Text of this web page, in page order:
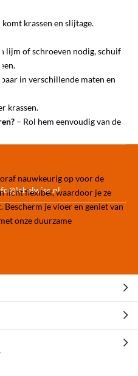
krassen en slijtage.
lijm of schroeven nodig, schuif
in verschillende maten en
krassen.
– Rol hem eenvoudig van de
nauwkeurig op voor de
licht flexibel, waardoor je ze
je vloer en geniet van
onze duurzame
Amersfoort
eigen fabriek